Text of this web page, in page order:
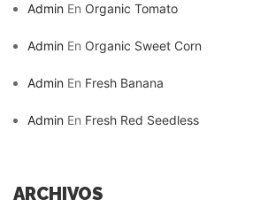
Admin En Organic Tomato
Admin En Organic Sweet Corn
Admin En Fresh Banana
Admin En Fresh Red Seedless
ARCHIVOS